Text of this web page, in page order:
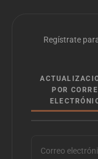
Regístrate
POR
Correo